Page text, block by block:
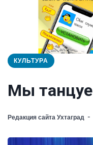
КУЛЬТУРА
Мы
Редакция сайта Ухтаград